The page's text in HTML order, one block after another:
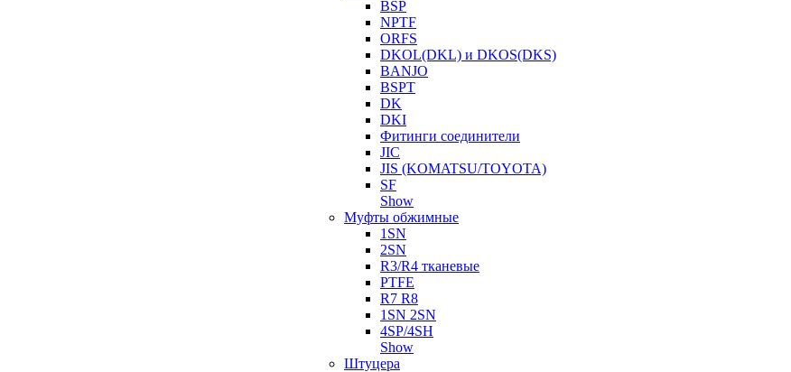
BSP
NPTF
ORFS
DKOL(DKL) и DKOS(DKS)
BANJO
BSPT
DK
DKI
Фитинги соединители
JIC
JIS (KOMATSU/TOYOTA)
SF
Show
Муфты обжимные
1SN
2SN
R3/R4 тканевые
PTFE
R7 R8
1SN 2SN
4SP/4SH
Show
Штуцера